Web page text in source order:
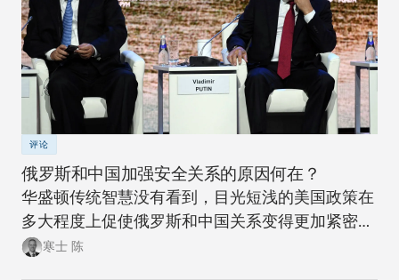
评论
俄罗斯和中国加强安全关系的原因何在？
华盛顿传统智慧没有看到，目光短浅的美国政策在
多大程度上促使俄罗斯和中国关系变得更加紧密。
此次此刻，正是美国政策制定者们重新思考制定一
寒士 陈